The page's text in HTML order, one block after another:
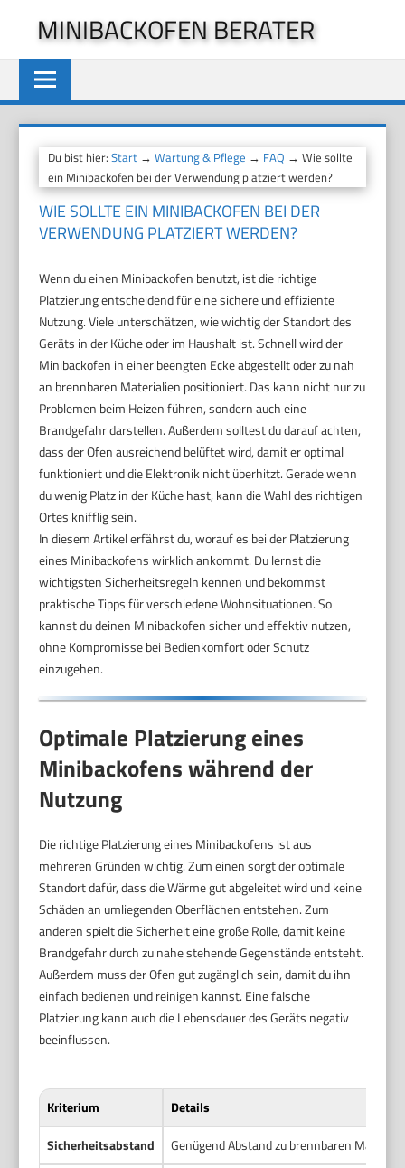
springen
MINIBACKOFEN BERATER
Du bist hier:Start →Wartung & Pflege → FAQ → Wie sollte
ein Minibackofen bei der Verwendung platziert werden?
WIE SOLLTE EIN MINIBACKOFEN BEI DER
VERWENDUNG PLATZIERT WERDEN?
Wenn du einen Minibackofen benutzt, ist die richtige
Platzierung entscheidend für eine sichere und effiziente
Nutzung. Viele unterschätzen, wie wichtig der Standort des
Geräts in der Küche oder im Haushalt ist. Schnell wird der
Minibackofen in einer beengten Ecke abgestellt oder zu nah
an brennbaren Materialien positioniert. Das kann nicht nur zu
Problemen beim Heizen führen, sondern auch eine
Brandgefahr darstellen. Außerdem solltest du darauf achten,
dass der Ofen ausreichend belüftet wird, damit er optimal
funktioniert und die Elektronik nicht überhitzt. Gerade wenn
du wenig Platz in der Küche hast, kann die Wahl des richtigen
Ortes knifflig sein.
In diesem Artikel erfährst du, worauf es bei der Platzierung
eines Minibackofens wirklich ankommt. Du lernst die
wichtigsten Sicherheitsregeln kennen und bekommst
praktische Tipps für verschiedene Wohnsituationen. So
kannst du deinen Minibackofen sicher und effektiv nutzen,
ohne Kompromisse bei Bedienkomfort oder Schutz
einzugehen.
Optimale Platzierung eines
Minibackofens während der
Nutzung
Die richtige Platzierung eines Minibackofens ist aus
mehreren Gründen wichtig. Zum einen sorgt der optimale
Standort dafür, dass die Wärme gut abgeleitet wird und keine
Schäden an umliegenden Oberflächen entstehen. Zum
anderen spielt die Sicherheit eine große Rolle, damit keine
Brandgefahr durch zu nahe stehende Gegenstände entsteht.
Außerdem muss der Ofen gut zugänglich sein, damit du ihn
einfach bedienen und reinigen kannst. Eine falsche
Platzierung kann auch die Lebensdauer des Geräts negativ
beeinflussen.
Kriterium
Details
Sicherheitsabstand
Genügend Abstand zu brennbaren